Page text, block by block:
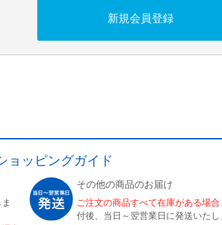
新規会員登録
ョッピングガイド
その他の商品のお届け
ご注文の商品すべて在庫がある場合
付後、当日～翌営業日に発送いたし